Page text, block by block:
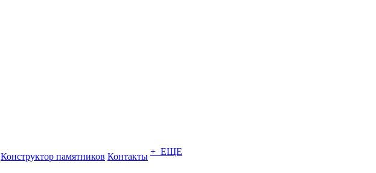
Конструктор памятников Контакты + ЕЩЕ